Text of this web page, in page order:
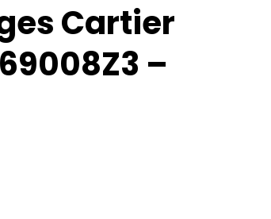
Cartier
–